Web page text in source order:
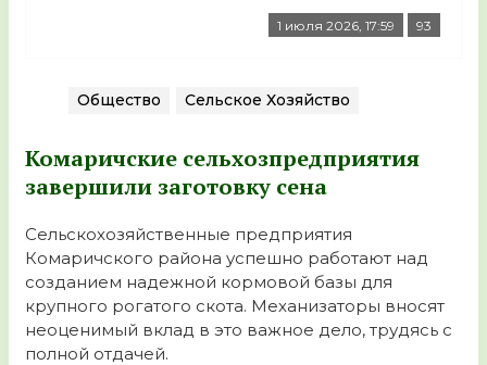
1 июля 2026, 17:59 93
Общество Сельское Хозяйство
Комаричские сельхозпредприятия
завершили заготовку сена
Сельскохозяйственные предприятия
Комаричского района успешно работают над
созданием надежной кормовой базы для
крупного рогатого скота. Механизаторы вносят
неоценимый вклад в это важное дело, трудясь с
полной отдачей.